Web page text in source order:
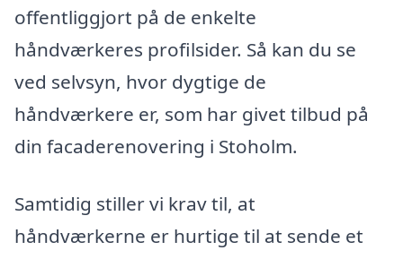
offentliggjort på de enkelte
håndværkeres profilsider. Så kan du se
ved selvsyn, hvor dygtige de
håndværkere er, som har givet tilbud på
din facaderenovering i Stoholm.
Samtidig stiller vi krav til, at
håndværkerne er hurtige til at sende et